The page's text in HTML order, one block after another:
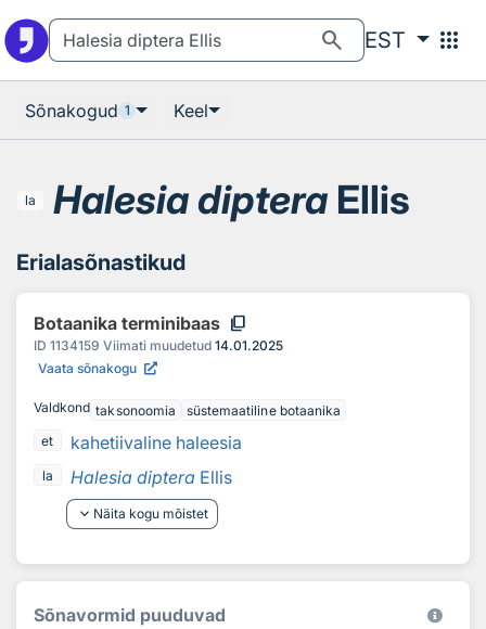
search EST apps
Sõnakogud 1 Keel
la Halesia diptera Ellis
Erialasõnastikud
Botaanika terminibaas content_copy
ID 1134159 Viimati muudetud 14.01.2025
Vaata sõnakogu
Valdkond taksonoomia
süstemaatiline botaanika
et
kahetiivaline haleesia
la Halesia diptera Ellis
keyboard_arrow_down Näita kogu mõistet
Sõnavormid puuduvad